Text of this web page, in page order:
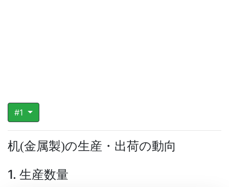
#1
机(金属製)の生産・出荷の動向
1. 生産数量